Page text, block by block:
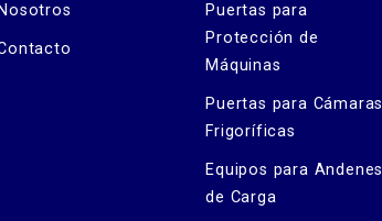
Nosotros
Puertas para
Protección de
Máquinas
Puertas para Cámaras
Frigoríficas
Equipos para Andenes
de Carga